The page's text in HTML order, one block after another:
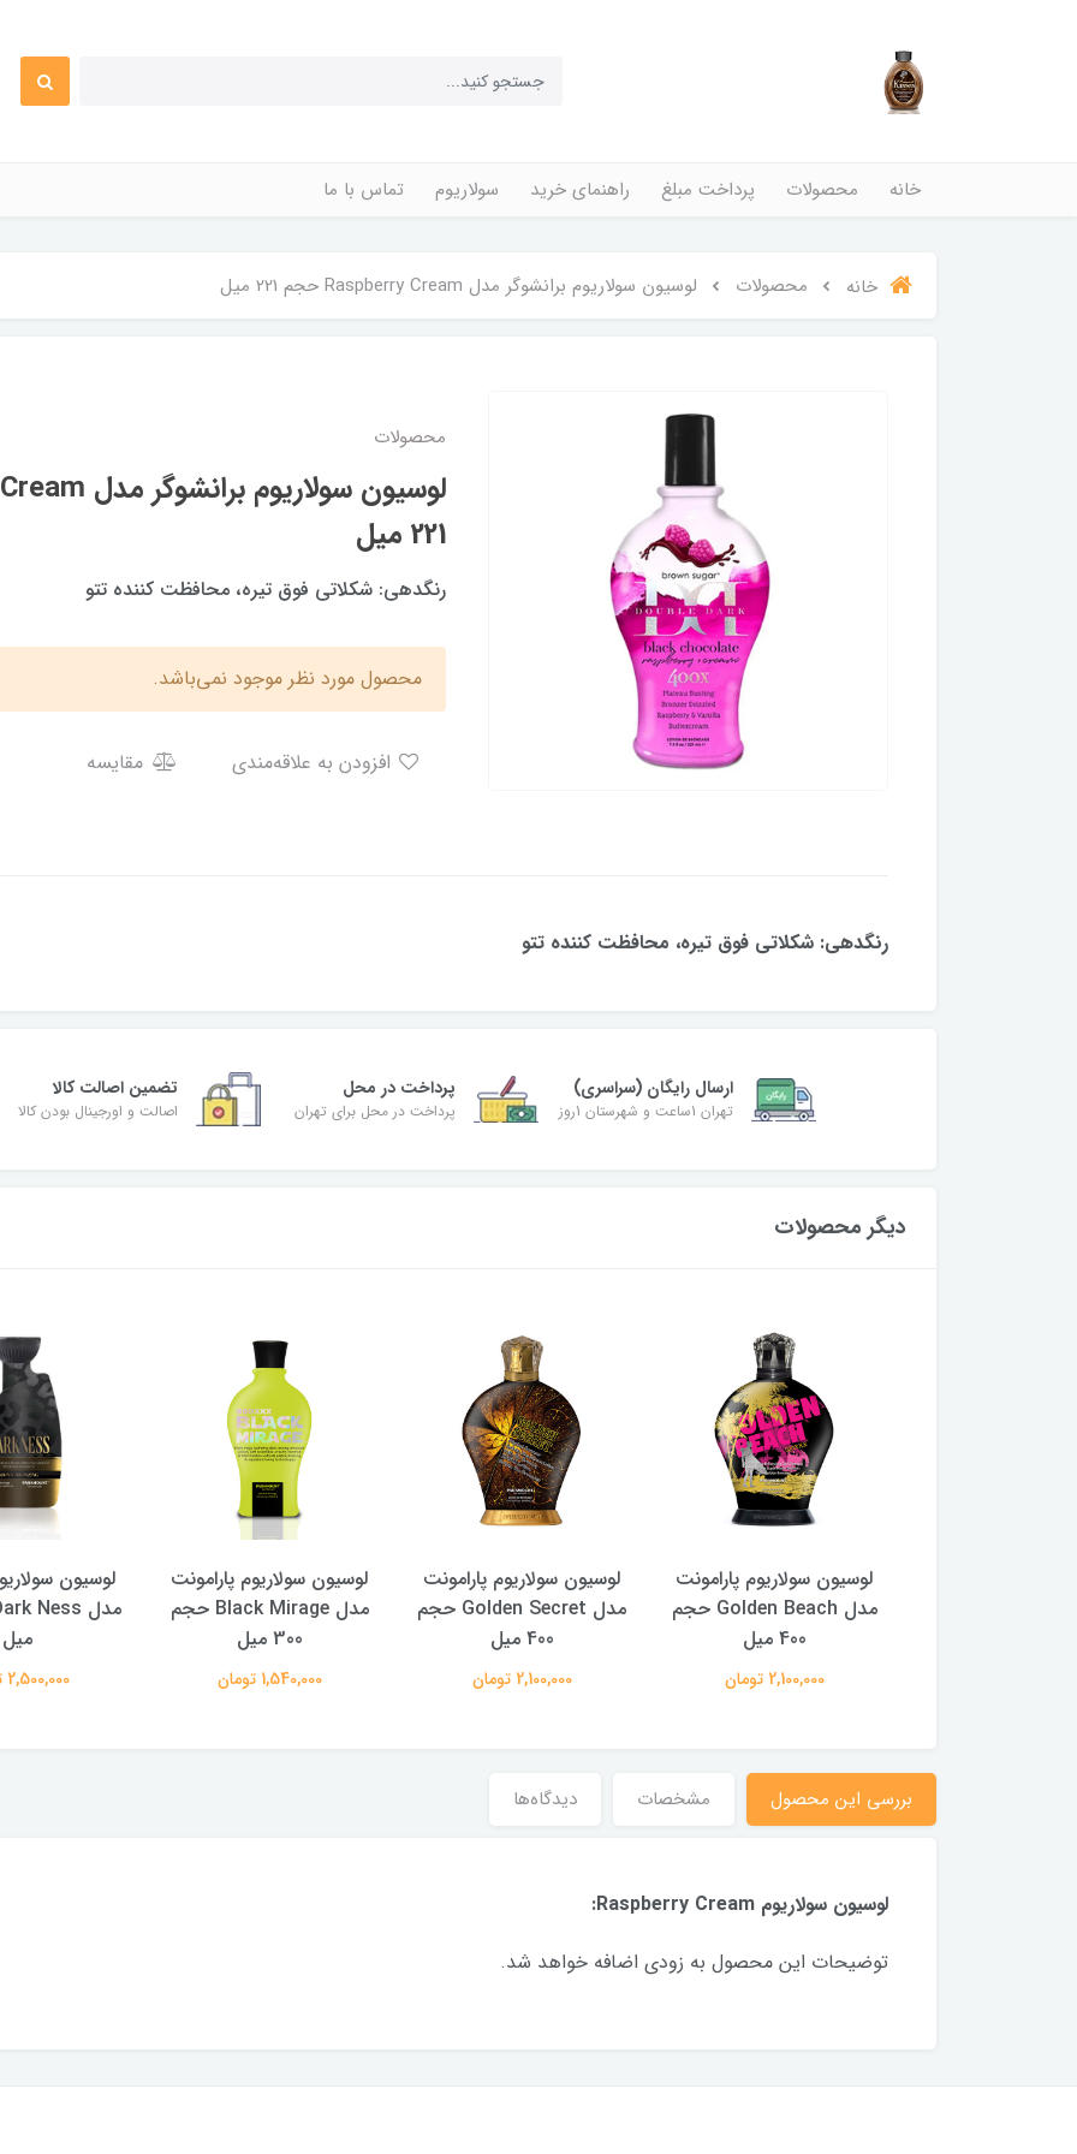
خانه محصولات پرداخت مبلغ راهنمای خرید سولاریوم تماس با ما
خانه محصولات لوسیون سولاریوم برانشوگر مدل Raspberry Cream حجم 221 میل
محصولات
221 میل
رنگدهی: شکلاتی فوق تیره، محافظت کننده تتو
محصول مورد نظر موجود نمی‌باشد.
مقایسه
رنگدهی: شکلاتی فوق تیره، محافظت کننده تتو
ارسال رایگان (سراسری)
تهران 1ساعت و شهرستان 1روز
پرداخت در محل
پرداخت در محل برای تهران
تضمین اصالت کالا
اصالت و اورجینال بودن کالا
دیگر محصولات
لوسیون سولاریوم پارامونت
مدل Golden Beach حجم
400 میل
2,100,000 تومان
لوسیون سولاریوم پارامونت
مدل Golden Secret حجم
400 میل
2,100,000 تومان
لوسیون سولاریوم پارامونت
مدل Black Mirage حجم
300 میل
1,540,000 تومان
لوسیون
میل
2,500,000 تومان
بررسی این محصول مشخصات دیدگاه‌ها
لوسیون سولاریوم Raspberry Cream:
توضیحات این محصول به زودی اضافه خواهد شد.